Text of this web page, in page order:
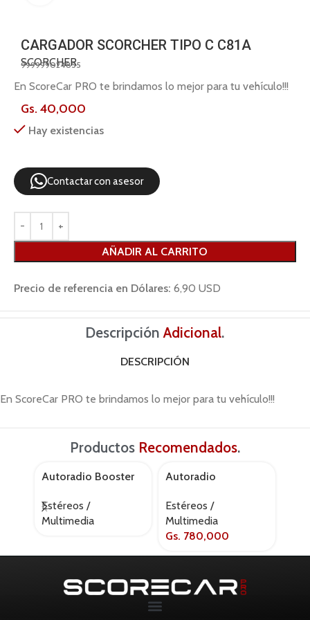
CARGADOR SCORCHER TIPO C C81A
SCORCHER
999999024855
En ScoreCar PRO te brindamos lo mejor para tu vehículo!!!
Gs. 40,000
Hay existencias
Contactar con asesor
AÑADIR AL CARRITO
Precio de referencia en Dólares: 6,90 USD
DescripciónAdicional.
DESCRIPCIÓN
En ScoreCar PRO te brindamos lo mejor para tu vehículo!!!
Productos Recomendados.
AGOTADO
Autoradio Booster
Estéreos /
Multimedia
Autoradio
Estéreos /
Multimedia
Gs. 780,000